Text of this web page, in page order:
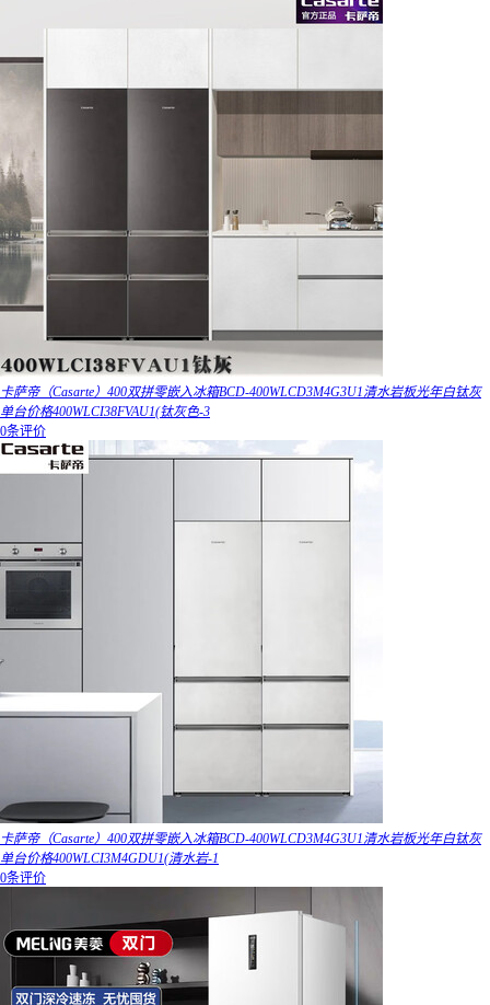
卡萨帝（Casarte）400双拼零嵌入冰箱BCD-400WLCD3M4G3U1清水岩板光年白钛灰
单台价格400WLCI38FVAU1(钛灰色-3
0条评价
卡萨帝（Casarte）400双拼零嵌入冰箱BCD-400WLCD3M4G3U1清水岩板光年白钛灰
单台价格400WLCI3M4GDU1(清水岩-1
0条评价